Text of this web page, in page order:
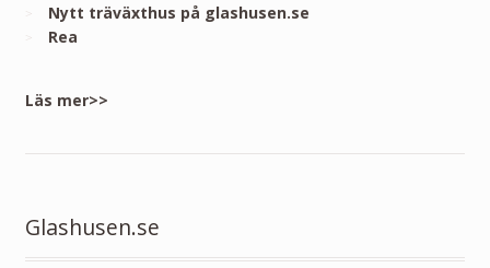
Nytt träväxthus på glashusen.se
Rea
Läs mer>>
Glashusen.se